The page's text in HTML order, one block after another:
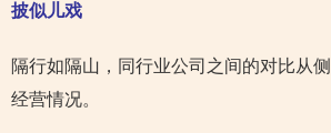
披似儿戏
隔行如隔山，同行业公司之间的对比从
经营情况。